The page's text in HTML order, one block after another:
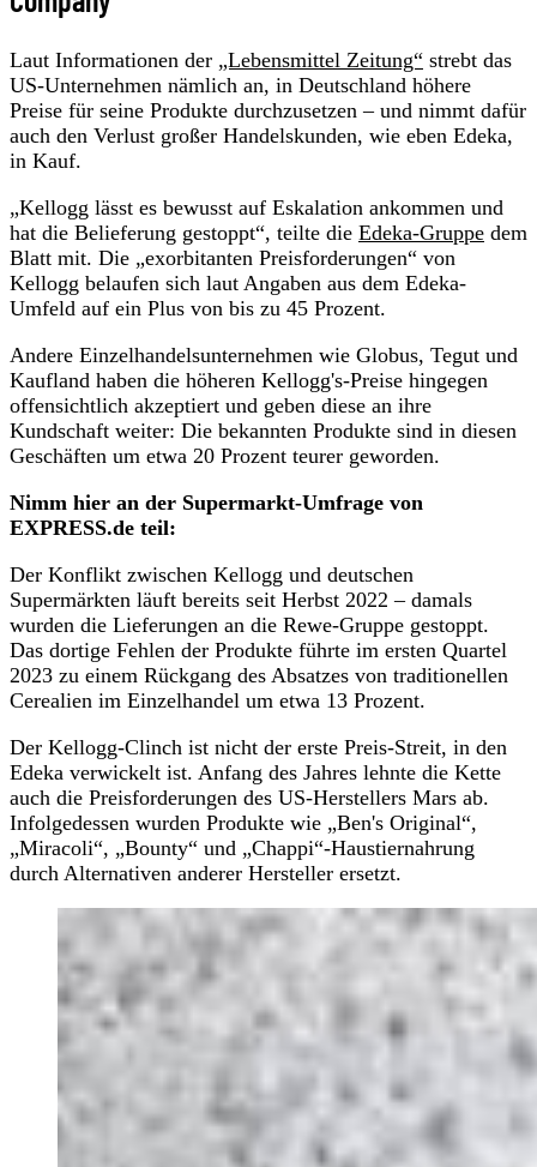
Laut Informationen der „Lebensmittel Zeitung“ strebt das
US-Unternehmen nämlich an, in Deutschland höhere
Preise für seine Produkte durchzusetzen – und nimmt dafür
auch den Verlust großer Handelskunden, wie eben Edeka,
in Kauf.
„Kellogg lässt es bewusst auf Eskalation ankommen und
hat die Belieferung gestoppt“, teilte die Edeka-Gruppe dem
Blatt mit. Die „exorbitanten Preisforderungen“ von
Kellogg belaufen sich laut Angaben aus dem Edeka-
Umfeld auf ein Plus von bis zu 45 Prozent.
Andere Einzelhandelsunternehmen wie Globus, Tegut und
Kaufland haben die höheren Kellogg's-Preise hingegen
offensichtlich akzeptiert und geben diese an ihre
Kundschaft weiter: Die bekannten Produkte sind in diesen
Geschäften um etwa 20 Prozent teurer geworden.
Nimm hier an der Supermarkt-Umfrage von
EXPRESS.de teil:
Der Konflikt zwischen Kellogg und deutschen
Supermärkten läuft bereits seit Herbst 2022 – damals
wurden die Lieferungen an die Rewe-Gruppe gestoppt.
Das dortige Fehlen der Produkte führte im ersten Quartel
2023 zu einem Rückgang des Absatzes von traditionellen
Cerealien im Einzelhandel um etwa 13 Prozent.
Der Kellogg-Clinch ist nicht der erste Preis-Streit, in den
Edeka verwickelt ist. Anfang des Jahres lehnte die Kette
auch die Preisforderungen des US-Herstellers Mars ab.
Infolgedessen wurden Produkte wie „Ben's Original“,
„Miracoli“, „Bounty“ und „Chappi“-Haustiernahrung
durch Alternativen anderer Hersteller ersetzt.